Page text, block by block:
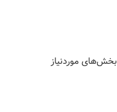
بخش‌های موردنیاز